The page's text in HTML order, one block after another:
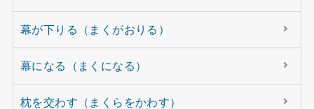
幕が下りる（まくがおりる）
幕になる（まくになる）
枕を交わす（まくらをかわす）